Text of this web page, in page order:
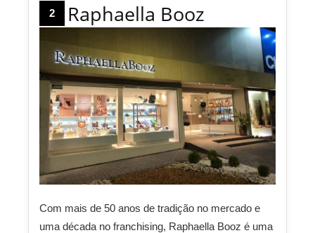
2 Raphaella Booz
Com mais de 50 anos de tradição no mercado e
uma década no franchising, Raphaella Booz é uma